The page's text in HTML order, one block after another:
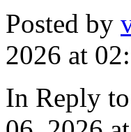
Posted by
2026 at
In Reply